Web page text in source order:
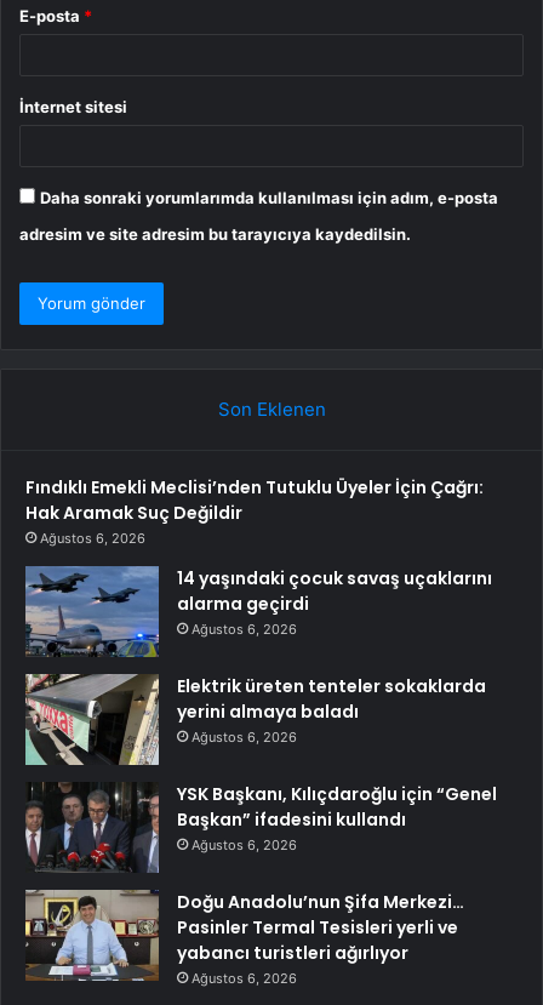
E-posta *
İnternet sitesi
Daha sonraki yorumlarımda kullanılması için adım, e-posta
adresim ve site adresim bu tarayıcıya kaydedilsin.
Son Eklenen
Fındıklı Emekli Meclisi’nden Tutuklu Üyeler İçin Çağrı:
Hak Aramak Suç Değildir
Ağustos 6, 2026
14 yaşındaki çocuk savaş uçaklarını
alarma geçirdi
Ağustos 6, 2026
Elektrik üreten tenteler sokaklarda
yerini almaya baladı
Ağustos 6, 2026
YSK Başkanı, Kılıçdaroğlu için “Genel
Başkan” ifadesini kullandı
Ağustos 6, 2026
Doğu Anadolu’nun Şifa Merkezi…
Pasinler Termal Tesisleri yerli ve
yabancı turistleri ağırlıyor
Ağustos 6, 2026